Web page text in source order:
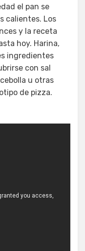
el pan se
calientes. Los
y la receta
hoy. Harina,
ingredientes
con sal
u otras
de pizza.